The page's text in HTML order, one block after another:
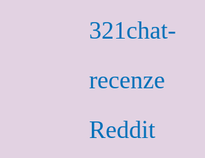
321chat-
recenze
Reddit